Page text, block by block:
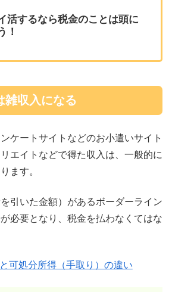
活するなら税金のことは頭に
！
雑収入になる
ケートサイトなどのお小遣いサイト
エイトなどで得た収入は、一般的に
ます。
引いた金額）があるボーダーライン
必要となり、税金を払わなくてはな
可処分所得（手取り）の違い